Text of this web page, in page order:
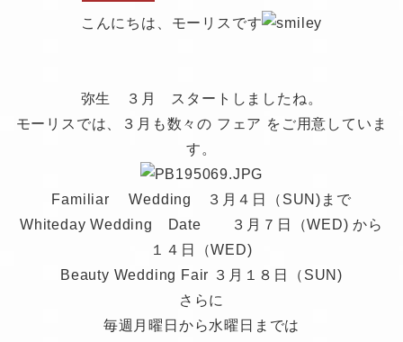
こんにちは、モーリスです
弥生 ３月 スタートしましたね。
モーリスでは、３月も数々の フェア をご用意していま
す。
Familiar Wedding ３月４日（SUN)まで
Whiteday Wedding Date ３月７日（WED) から
１４日（WED)
Beauty Wedding Fair ３月１８日（SUN)
さらに
毎週月曜日から水曜日までは